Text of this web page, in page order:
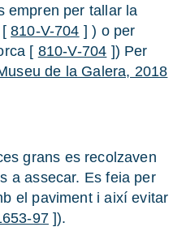
empren per tallar la
[810-V-704 ] ) o per
[ 810-V-704 ]) Per
de la Galera, 2018
grans es recolzaven
a assecar. Es feia per
el paviment i així evitar
97]).